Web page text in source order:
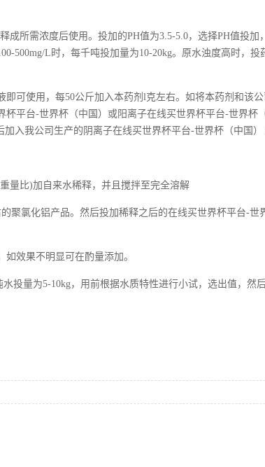
成所需浓度后使用。投加的PH值为3.5-5.0，选择PH值投
500mg/L时，每千吨投加量为10-20kg。原水浊度高时，
即可使用，每50公斤加入本药剂l克左右。如将本药剂和该
平台-世界杯（中国）或阳离子在线买世界杯平台-世界杯
入我公司生产的阴离子在线买世界杯平台-世界杯（中国）
量比)加自来水稀释，并且搅拌至完全溶解
的聚氯化铝产品。然后投加稀释之后的在线买世界杯平台-世
效果不明显可在酌量添加。
投量为5-10kg，用前根据水质特性进行小试，选出值，然后